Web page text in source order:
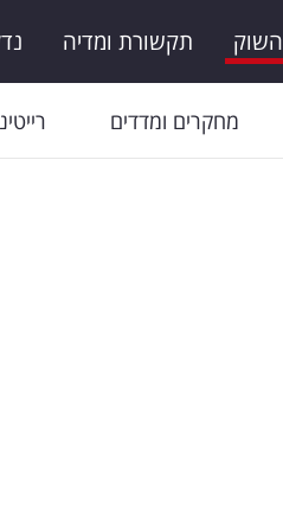
השוק תקשורת ומדיה
מחקרים ומדדים